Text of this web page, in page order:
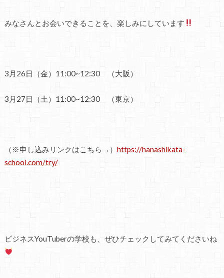
みなさんとお会いできることを、楽しみにしています
3月26日（金）11:00~12:30 （大阪）
3月27日（土）11:00~12:30 （東京）
（※申し込みリンクはこちら→） https://hanashikata-
school.com/try/
ビジネスYouTuberの学校も、ぜひチェックしてみてくださいね